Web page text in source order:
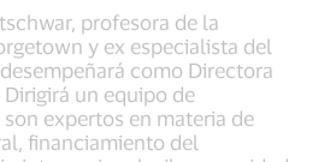
profesora de la
y ex especialista del
como Directora
un equipo de
expertos en materia de
financiamiento del